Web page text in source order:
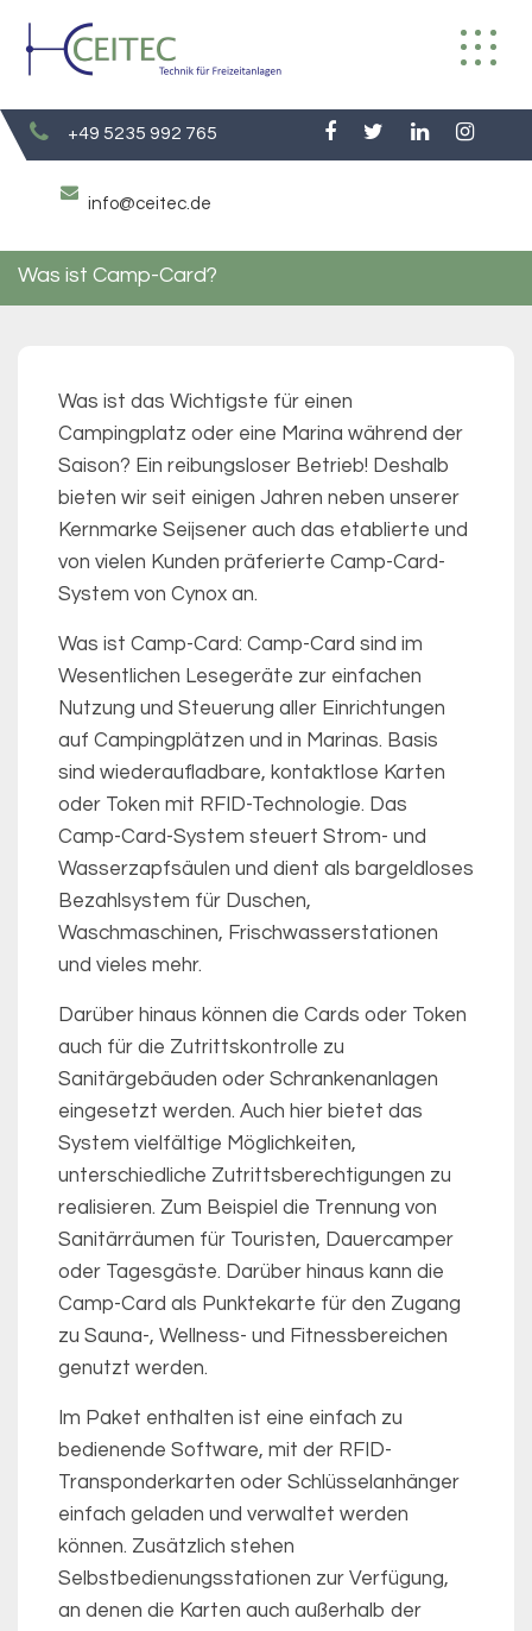
content
+49 5235 992 765
info@ceitec.de
Was ist Camp-Card?
Was ist das Wichtigste für einen
Campingplatz oder eine Marina während der
Saison? Ein reibungsloser Betrieb! Deshalb
bieten wir seit einigen Jahren neben unserer
Kernmarke Seijsener auch das etablierte und
von vielen Kunden präferierte Camp-Card-
System von Cynox an.
Was ist Camp-Card: Camp-Card sind im
Wesentlichen Lesegeräte zur einfachen
Nutzung und Steuerung aller Einrichtungen
auf Campingplätzen und in Marinas. Basis
sind wiederaufladbare, kontaktlose Karten
oder Token mit RFID-Technologie. Das
Camp-Card-System steuert Strom- und
Wasserzapfsäulen und dient als bargeldloses
Bezahlsystem für Duschen,
Waschmaschinen, Frischwasserstationen
und vieles mehr.
Darüber hinaus können die Cards oder Token
auch für die Zutrittskontrolle zu
Sanitärgebäuden oder Schrankenanlagen
eingesetzt werden. Auch hier bietet das
System vielfältige Möglichkeiten,
unterschiedliche Zutrittsberechtigungen zu
realisieren. Zum Beispiel die Trennung von
Sanitärräumen für Touristen, Dauercamper
oder Tagesgäste. Darüber hinaus kann die
Camp-Card als Punktekarte für den Zugang
zu Sauna-, Wellness- und Fitnessbereichen
genutzt werden.
Im Paket enthalten ist eine einfach zu
bedienende Software, mit der RFID-
Transponderkarten oder Schlüsselanhänger
einfach geladen und verwaltet werden
können. Zusätzlich stehen
Selbstbedienungsstationen zur Verfügung,
an denen die Karten auch außerhalb der